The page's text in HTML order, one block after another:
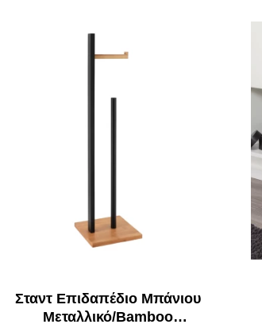
Σταντ Επιδαπέδιο Μπάνιου
Μεταλλικό/Bamboo